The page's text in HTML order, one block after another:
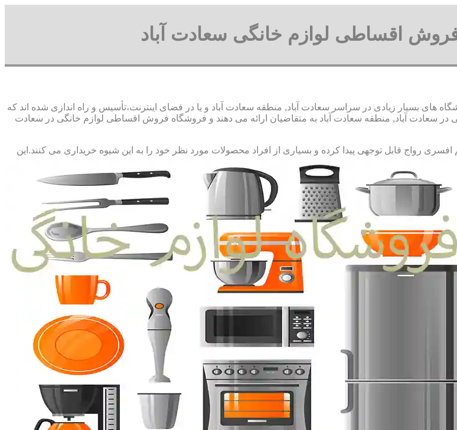
اقساطی لوازم خانگی سعادت آباد
های بسیار زیادی در سراسر سعادت آباد, منطقه سعادت آباد و یا در فضای اینترنت،تأسیس و راه اندازی شده اند که
آباد, منطقه سعادت آباد به متقاضیان ارائه می دهند و فروشگاه فروش اقساطی لوازم خانگی در سعادت
رواج قابل توجهی پیدا کرده و بسیاری از افراد محصولات مورد نظر خود را به این شیوه خریداری می کنند.این